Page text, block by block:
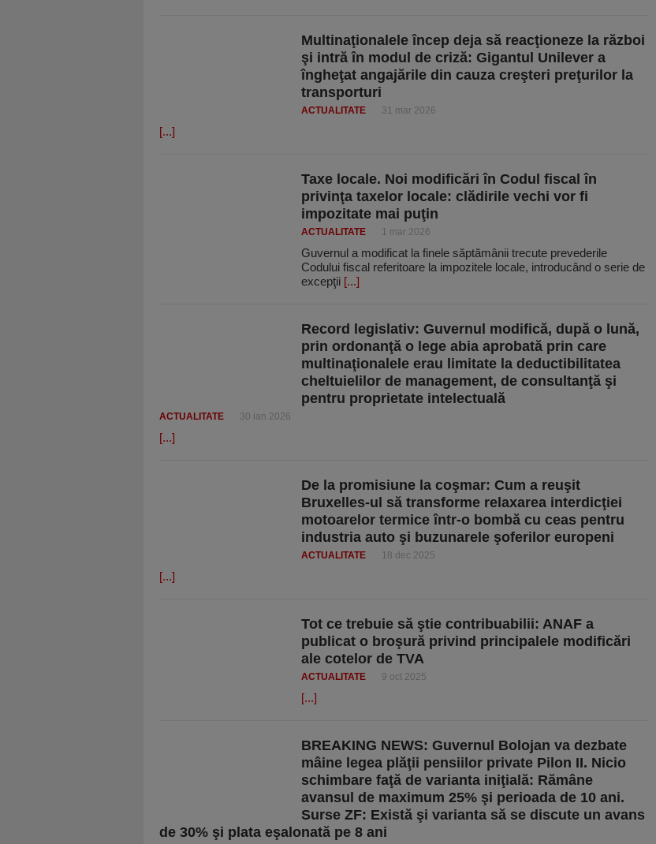
Multinaţionalele încep deja să reacţioneze la război
şi intră în modul de criză: Gigantul Unilever a
îngheţat angajările din cauza creşteri preţurilor la
transporturi
ACTUALITATE 31 mar 2026
[...]
Taxe locale. Noi modificări în Codul fiscal în
privinţa taxelor locale: clădirile vechi vor fi
impozitate mai puţin
ACTUALITATE 1 mar 2026
Guvernul a modificat la finele săptămânii trecute prevederile
Codului fiscal referitoare la impozitele locale, introducând o serie de
excepţii [...]
Record legislativ: Guvernul modifică, după o lună,
prin ordonanţă o lege abia aprobată prin care
multinaţionalele erau limitate la deductibilitatea
cheltuielilor de management, de consultanţă şi
pentru proprietate intelectuală
ACTUALITATE 30 ian 2026
[...]
De la promisiune la coşmar: Cum a reuşit
Bruxelles-ul să transforme relaxarea interdicţiei
motoarelor termice într-o bombă cu ceas pentru
industria auto şi buzunarele şoferilor europeni
ACTUALITATE 18 dec 2025
[...]
Tot ce trebuie să ştie contribuabilii: ANAF a
publicat o broşură privind principalele modificări
ale cotelor de TVA
ACTUALITATE 9 oct 2025
[...]
BREAKING NEWS: Guvernul Bolojan va dezbate
mâine legea plăţii pensiilor private Pilon II. Nicio
schimbare faţă de varianta iniţială: Rămâne
avansul de maximum 25% şi perioada de 10 ani.
Surse ZF: Există şi varianta să se discute un avans
de 30% şi plata eşalonată pe 8 ani